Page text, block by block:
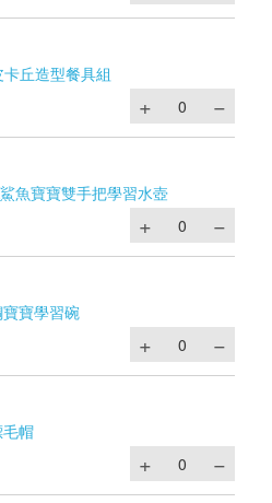
丘造型餐具組
魚寶寶雙手把學習水壺
寶學習碗
毛帽